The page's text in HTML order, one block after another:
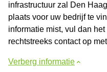
infrastructuur zal Den
plaats voor uw bedrijf te
informatie mist, vul dan
rechtstreeks contact op
Verberg informatie